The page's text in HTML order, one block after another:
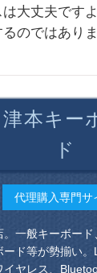
大丈夫です
のではありま
津本キー
ド
代理購入専門サ
。一般キーボー
ード等が勢揃い
ヤレス、